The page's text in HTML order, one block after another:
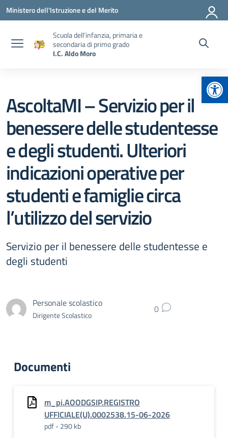
Vai ai contenuti
Vai al menu di navigazione
Vai al footer
Ministero dell'Istruzione e del Merito
Scuola dell’infanzia, primaria e
secondaria di primo grado
I.C. Aldo Moro
AscoltaMI – Servizio per il
benessere delle studentesse
e degli studenti. Ulteriori
indicazioni operative per
studenti e famiglie circa
l’utilizzo del servizio
Servizio per il benessere delle studentesse e
degli studenti
Personale scolastico
Dirigente Scolastico 0
Documenti
m_pi.AOODGSIP.REGISTRO
UFFICIALE(U).0002538.15-06-2026
pdf - 290 kb